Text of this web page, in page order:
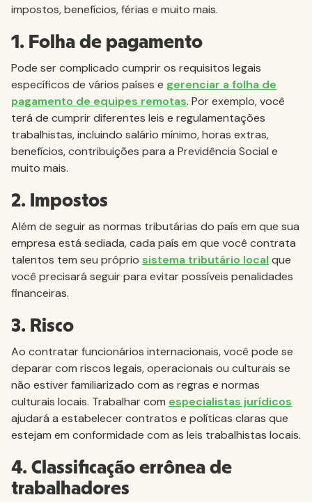
impostos, benefícios, férias e muito mais.
1. Folha de pagamento
Pode ser complicado cumprir os requisitos legais
específicos de vários países e gerenciar a folha de
pagamento de equipes remotas. Por exemplo, você
terá de cumprir diferentes leis e regulamentações
trabalhistas, incluindo salário mínimo, horas extras,
benefícios, contribuições para a Previdência Social e
muito mais.
2. Impostos
Além de seguir as normas tributárias do país em que sua
empresa está sediada, cada país em que você contrata
talentos tem seu próprio sistema tributário local que
você precisará seguir para evitar possíveis penalidades
financeiras.
3. Risco
Ao contratar funcionários internacionais, você pode se
deparar com riscos legais, operacionais ou culturais se
não estiver familiarizado com as regras e normas
culturais locais. Trabalhar com especialistas jurídicos
ajudará a estabelecer contratos e políticas claras que
estejam em conformidade com as leis trabalhistas locais.
4. Classificação errônea de
trabalhadores